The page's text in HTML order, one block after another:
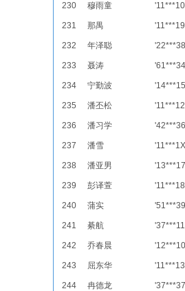
230 穆雨童 '11***10
231 那禺 '11***19
232 年泽聪 '22***38
233 聂涛 '61***34
234 宁勤波 '14***15
235 潘丕松 '11***12
236 潘习学 '42***36
237 潘雪 '11***1X
238 潘亚男 '13***17
239 彭译萱 '11***18
240 蒲实 '51***39
241 綦航 '37***11
242 乔春晨 '12***10
243 屈东华 '11***13
244 冉德龙 '37***37